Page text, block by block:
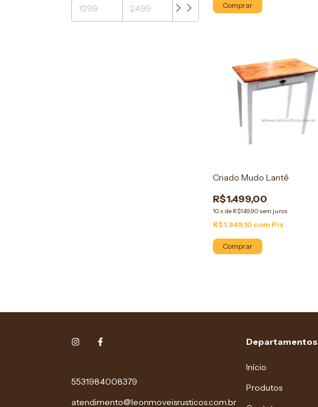
Comprar
Criado Mudo Lantê
R$1.499,00
10xde R$149,90 sem juros
R$1.349,10 com Pix
Comprar
5531984008379
atendimento@leonmoveisrusticos.com.br
Departamentos
Início
Produtos